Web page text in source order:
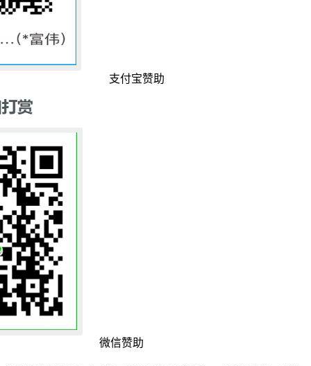
支付宝赞助
微信赞助